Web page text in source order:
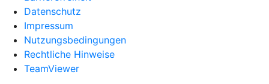
Datenschutz
Impressum
Nutzungsbedingungen
Rechtliche Hinweise
TeamViewer